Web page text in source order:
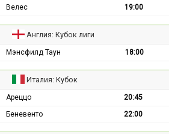
Велес 19:00
Англия: Кубок лиги
Мэнсфилд Таун 18:00
Италия: Кубок
Ареццо 20:45
Беневенто
22:00